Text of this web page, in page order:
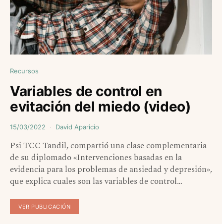
Recursos
Variables de control en
evitación del miedo (video)
15/03/2022 David Aparicio
Psi TCC Tandil, compartió una clase complementaria
de su diplomado «Intervenciones basadas en la
evidencia para los problemas de ansiedad y depresión»,
que explica cuales son las variables de control…
VER PUBLICACIÓN